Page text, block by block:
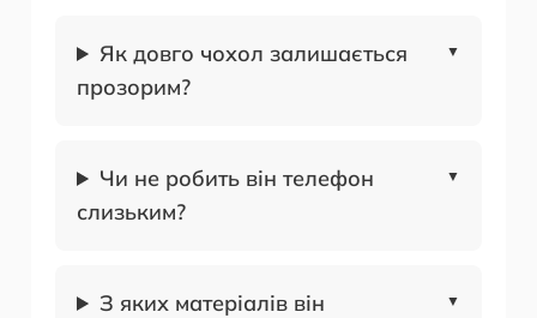
Як довго чохол залишається
прозорим?
Чи не робить він телефон
слизьким?
З яких матеріалів він